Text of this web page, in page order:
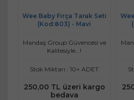
Wee Baby Fırça Tarak Seti
(Kod:803) - Mavi
Mandaş Group Güvencesi ve
Kalitesiyle...!
Stok Miktarı : 10+ ADET
250,00 TL üzeri kargo
bedava